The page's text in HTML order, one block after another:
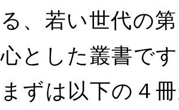
る、若い世代の
心とした叢書で
まずは以下の４